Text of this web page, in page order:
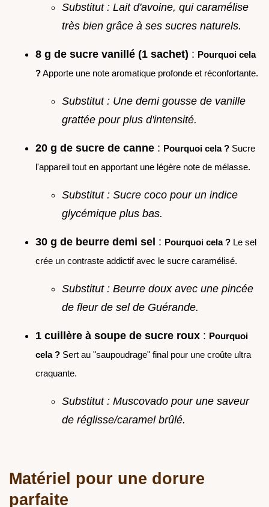
Substitut : Lait d'avoine, qui caramélise
très bien grâce à ses sucres naturels.
8 g de sucre vanillé (1 sachet) : Pourquoi cela
?Apporte une note aromatique profonde et réconfortante.
Substitut : Une demi gousse de vanille
grattée pour plus d'intensité.
20 g de sucre de canne : Pourquoi cela ? Sucre
l'appareil tout en apportant une légère note de mélasse.
Substitut : Sucre coco pour un indice
glycémique plus bas.
30 g de beurre demi sel : Pourquoi cela ? Le sel
crée un contraste addictif avec le sucre caramélisé.
Substitut : Beurre doux avec une pincée
de fleur de sel de Guérande.
1 cuillère à soupe de sucre roux : Pourquoi
cela ? Sert au "saupoudrage" final pour une croûte ultra
craquante.
Substitut : Muscovado pour une saveur
de réglisse/caramel brûlé.
Matériel pour une dorure
parfaite